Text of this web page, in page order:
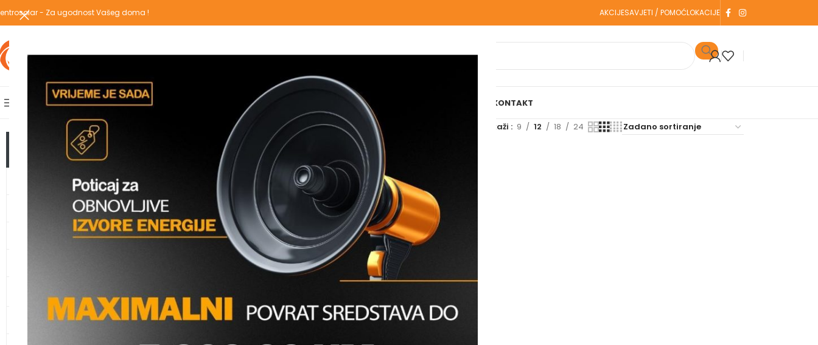
- Za ugodnost Vašeg doma ! AKCIJESAVJETI / POMOĆLOKACIJE
POPULARNE KATEGORIJE PREGLEDAJ CIJELI WEBSHOP
AKCIJSKA PONUDA
O NAMANAŠE USLUGE KONTAKT
TOP KATEGORIJE
TOPLOTNE PUMPE
KLIMA UREĐAJI
SPOJNI ELEMENTI
CIJEVI ZA ZAŠTITU KABLOVA
Proizvodi označeni “PPR. IT” Prikaži 9 12 18 24